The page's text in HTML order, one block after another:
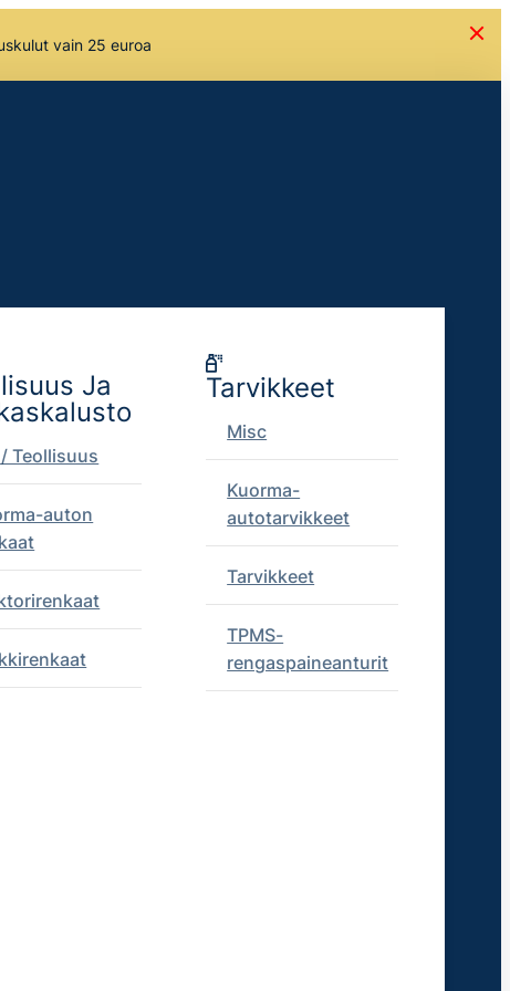
vain 25 euroa
Ja
Teollisuus
auton
Tarvikkeet
Misc
Kuorma-
autotarvikkeet
Tarvikkeet
TPMS-
rengaspaineanturit